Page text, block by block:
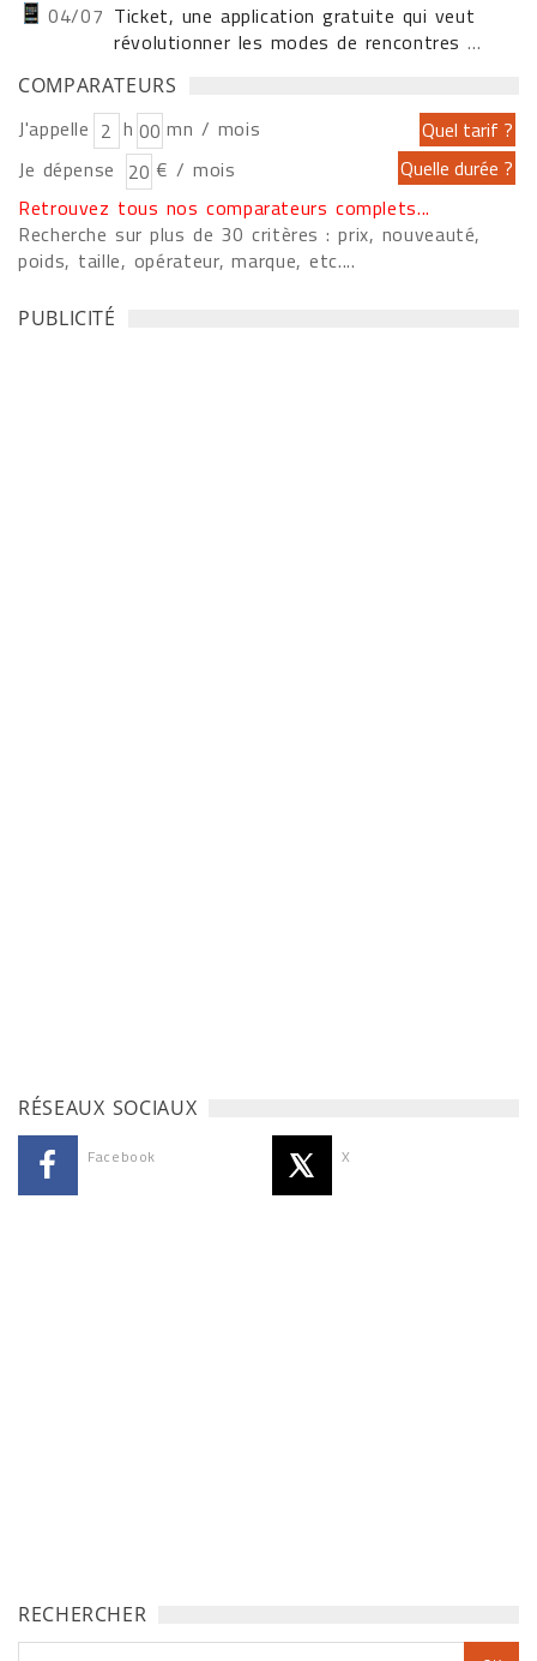
04/07 Ticket, une application gratuite qui veut
révolutionner les modes de rencontres ...
COMPARATEURS
J'appelle h
mn / mois
Je dépense
€ / mois
Retrouvez tous nos comparateurs complets...
Recherche sur plus de 30 critères : prix, nouveauté,
poids, taille, opérateur, marque, etc....
PUBLICITÉ
RÉSEAUX SOCIAUX
Facebook X
RECHERCHER